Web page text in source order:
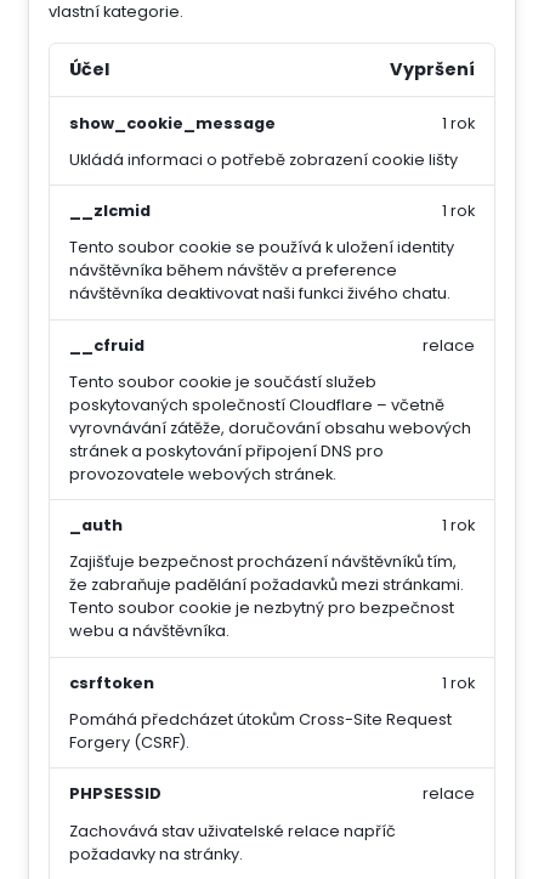
vlastní kategorie.
Účel Vypršení
show_cookie_message
Ukládá informaci o potřebě zobrazení cookie lišty
1 rok
__zlcmid
Tento soubor cookie se používá k uložení identity
návštěvníka během návštěv a preference
návštěvníka deaktivovat naši funkci živého chatu.
1 rok
__cfruid
Tento soubor cookie je součástí služeb
poskytovaných společností Cloudflare – včetně
vyrovnávání zátěže, doručování obsahu webových
stránek a poskytování připojení DNS pro
provozovatele webových stránek.
relace
_auth
Zajišťuje bezpečnost procházení návštěvníků tím,
že zabraňuje padělání požadavků mezi stránkami.
Tento soubor cookie je nezbytný pro bezpečnost
webu a návštěvníka.
1 rok
csrftoken
Pomáhá předcházet útokům Cross-Site Request
Forgery (CSRF).
1 rok
PHPSESSID
Zachovává stav uživatelské relace napříč
požadavky na stránky.
relace